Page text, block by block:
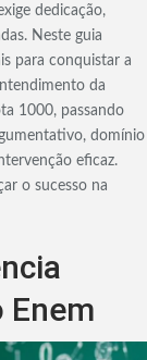
dedicação,
Neste guia
para conquistar a
da
1000, passando
domínio
eficaz.
o sucesso na
Enem